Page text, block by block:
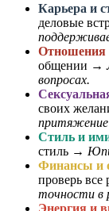
Карьера и
деловые
Отношения
общении →
вопросах.
своих
Стиль и
стиль →
Финансы и
проверь
точности в
Энергия и